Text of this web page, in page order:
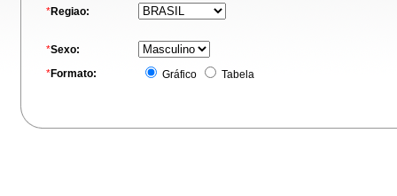
*Regiao:
*Sexo:
*Formato: Gráfico Tabela